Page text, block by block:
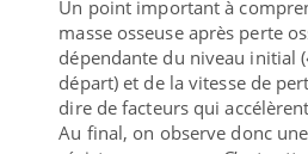
Un point important à
masse osseuse après perte
dépendante du niveau initial
départ) et de la vitesse de
dire de facteurs qui
Au final, on observe donc